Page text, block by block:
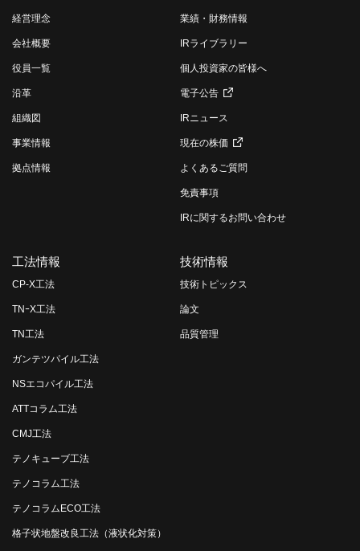
経営理念
会社概要
役員一覧
沿革
組織図
事業情報
拠点情報
業績・財務情報
IRライブラリー
個人投資家の皆様へ
電子公告
IRニュース
現在の株価
よくあるご質問
免責事項
IRに関するお問い合わせ
工法情報
CP-X工法
TNｰX工法
TN工法
ガンテツパイル工法
NSエコパイル工法
ATTコラム工法
CMJ工法
テノキューブ工法
テノコラム工法
テノコラムECO工法
格子状地盤改良工法（液状化対策）
技術情報
技術トピックス
論文
品質管理